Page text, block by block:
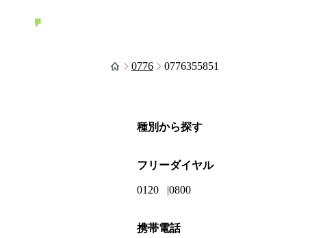
0776 0776355851
種別から探す
フリーダイヤル
0120 0800
携帯電話